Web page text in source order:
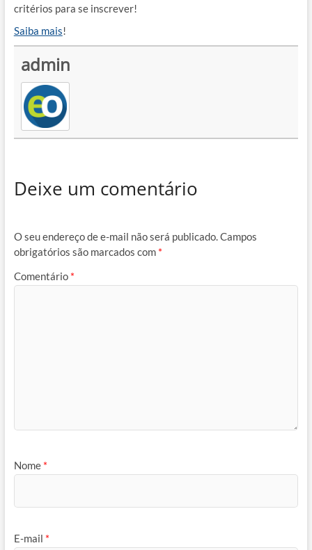
critérios para se inscrever!
Saiba mais!
admin
Deixe um comentário
O seu endereço de e-mail não será publicado.Campos
obrigatórios são marcados com *
Comentário *
Nome *
E-mail *